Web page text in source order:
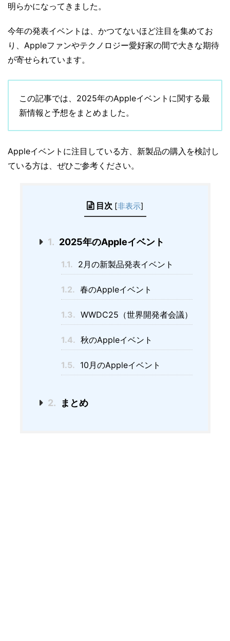
明らかになってきました。
今年の発表イベントは、かつてないほど注目を集めてお
り、Appleファンやテクノロジー愛好家の間で大きな期待
が寄せられています。
この記事では、2025年のAppleイベントに関する最
新情報と予想をまとめました。
Appleイベントに注目している方、新製品の購入を検討し
ている方は、ぜひご参考ください。
目次 [非表示]
1. 2025年のAppleイベント
1.1. 2月の新製品発表イベント
1.2. 春のAppleイベント
1.3. WWDC25（世界開発者会議）
1.4. 秋のAppleイベント
1.5. 10月のAppleイベント
2. まとめ